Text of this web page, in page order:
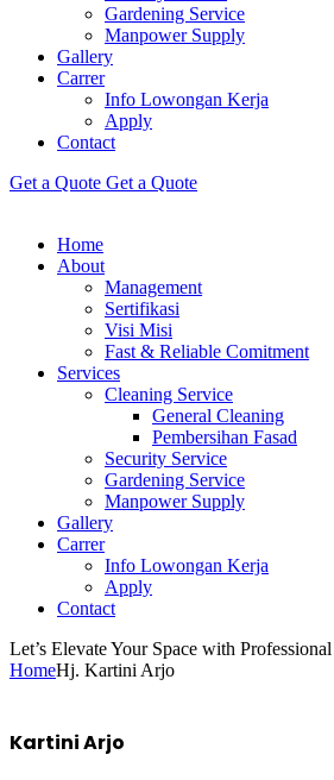
Gardening Service
Manpower Supply
Gallery
Carrer
Info Lowongan Kerja
Apply
Contact
Get a Quote Get a Quote
Home
About
Management
Sertifikasi
Visi Misi
Fast & Reliable Comitment
Services
Cleaning Service
General Cleaning
Pembersihan Fasad
Security Service
Gardening Service
Manpower Supply
Gallery
Carrer
Info Lowongan Kerja
Apply
Contact
Let’s Elevate Your Space with
HomeHj. Kartini Arjo
Kartini Arjo